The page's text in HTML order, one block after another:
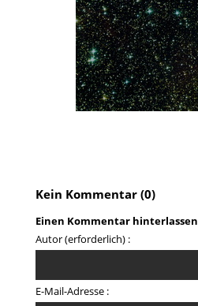
Kein Kommentar (0)
Einen Kommentar hinterlassen
Autor (erforderlich) :
E-Mail-Adresse :